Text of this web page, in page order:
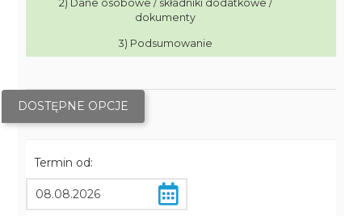
2) Dane osobowe / składniki dodatkowe /
dokumenty
3) Podsumowanie
DOSTĘPNE OPCJE
Termin od: